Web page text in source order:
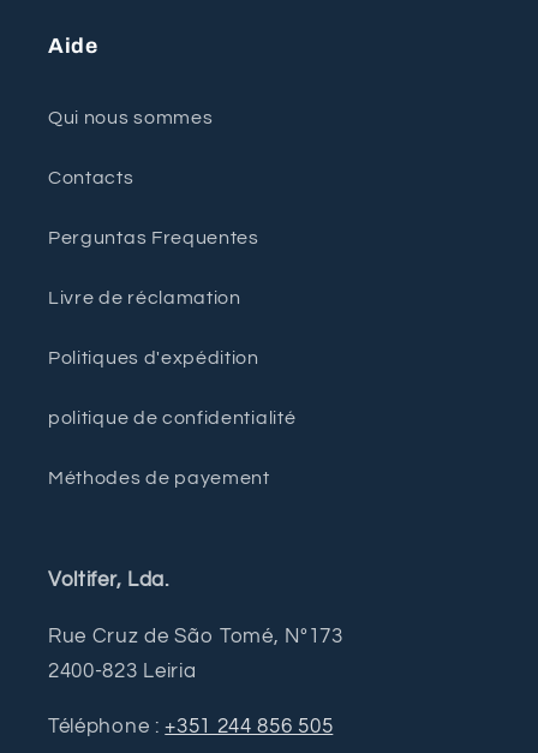
Aide
Qui nous sommes
Contacts
Perguntas Frequentes
Livre de réclamation
Politiques d'expédition
politique de confidentialité
Méthodes de payement
Voltifer, Lda.
Rue Cruz de São Tomé, Nº173
2400-823 Leiria
Téléphone :+351 244 856 505